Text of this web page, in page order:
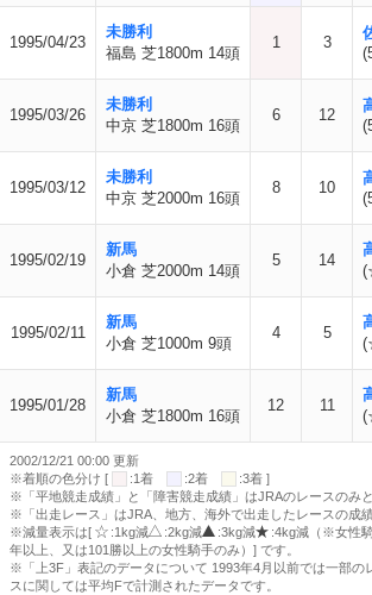
1995/04/23
未勝利
福島 芝1800m 14頭
1 3
1995/03/26
未勝利
中京 芝1800m 16頭
6 12
1995/03/12
未勝利
中京 芝2000m 16頭
8 10
1995/02/19
新馬
小倉 芝2000m 14頭
5 14
1995/02/11
新馬
小倉 芝1000m 9頭
4 5
1995/01/28
新馬
小倉 芝1800m 16頭
12 11
2002/12/21 00:00 更新
※着順の色分け [
:1着 :2着
:3着 ]
※「平地競走成績」と「障害競走成績」はJRAのレースのみと
※「出走レース」はJRA、地方、海外で出走したレースの成績
※減量表示は[
:1kg減 :2kg減 :3kg減 :4kg減（※女性騎
年以上、又は101勝以上の女性騎手のみ）] です。
※「上3F」表記のデータについて 1993年4月以前では一部の
スに関しては平均Fで計測されたデータです。